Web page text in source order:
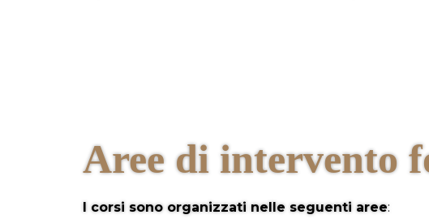
Aree di intervento
I corsi sono organizzati nelle seguenti aree: